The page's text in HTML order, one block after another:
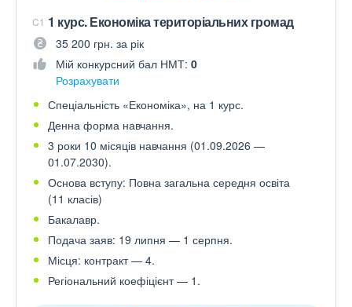
C1 1 курс. Економіка територіальних громад
35 200 грн. за рік
Мій конкурсний бал НМТ: 0
Розрахувати
Спеціальність «Економіка», на 1 курс.
Денна форма навчання.
3 роки 10 місяців навчання (01.09.2026 —
01.07.2030).
Основа вступу: Повна загальна середня освіта
(11 класів)
Бакалавр.
Подача заяв: 19 липня — 1 серпня.
Місця: контракт — 4.
Регіональний коефіцієнт — 1.